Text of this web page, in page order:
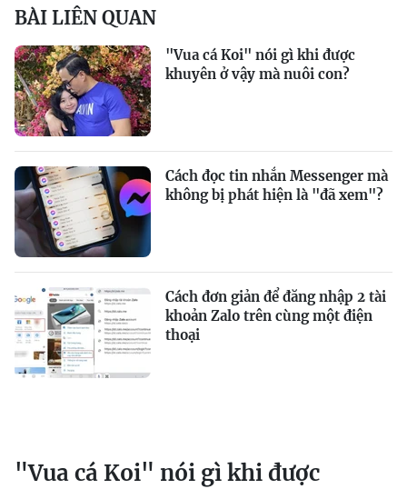
BÀI LIÊN QUAN
"Vua cá Koi" nói gì khi được
khuyên ở vậy mà nuôi con?
Cách đọc tin nhắn Messenger mà
không bị phát hiện là "đã xem"?
Cách đơn giản để đăng nhập 2 tài
khoản Zalo trên cùng một điện
thoại
"Vua cá Koi" nói gì khi được